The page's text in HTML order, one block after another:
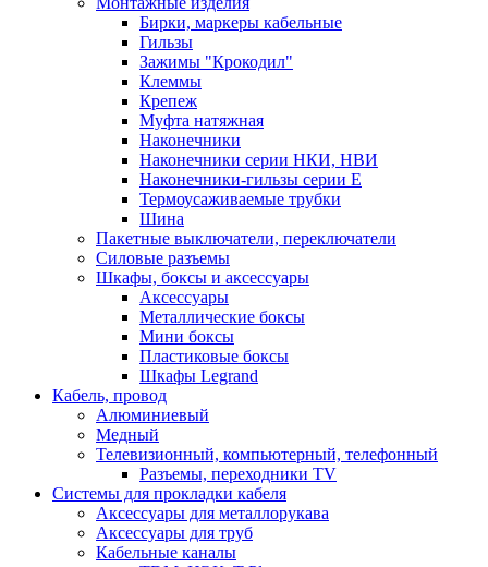
Бирки, маркеры кабельные
Гильзы
Зажимы "Крокодил"
Клеммы
Крепеж
Муфта натяжная
Наконечники
Наконечники серии НКИ, НВИ
Наконечники-гильзы серии Е
Термоусаживаемые трубки
Шина
Пакетные выключатели, переключатели
Силовые разъемы
Шкафы, боксы и аксессуары
Аксессуары
Металлические боксы
Мини боксы
Пластиковые боксы
Шкафы Legrand
Кабель, провод
Алюминиевый
Медный
Телевизионный, компьютерный, телефонный
Разъемы, переходники TV
Системы для прокладки кабеля
Аксессуары для металлорукава
Аксессуары для труб
Кабельные каналы